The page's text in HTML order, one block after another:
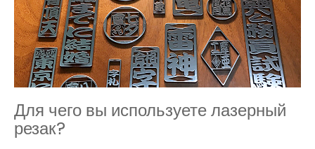
Для чего вы используете лазерный
резак?